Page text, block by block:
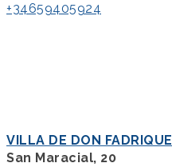
+34659405924
VILLA DE DON FADRIQUE
San Maracial, 20